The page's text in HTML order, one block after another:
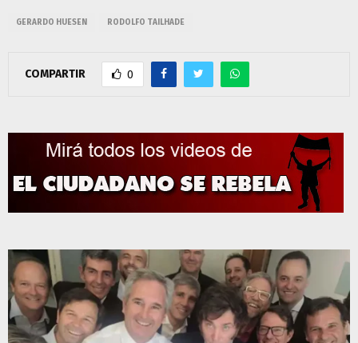
GERARDO HUESEN RODOLFO TAILHADE
COMPARTIR 0